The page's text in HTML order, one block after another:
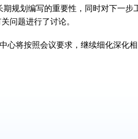
期规划编写的重要性，同时对下一
问题进行了讨论。
心将按照会议要求，继续细化深化